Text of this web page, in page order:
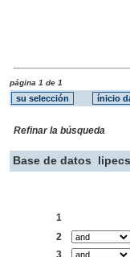
página 1 de 1
Refinar la búsqueda
Base de datos
1
2
3